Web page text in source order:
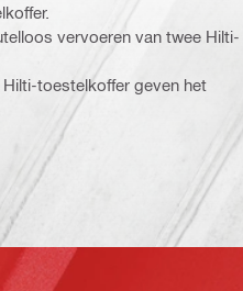
vervoeren van twee Hilti-
toestelkoffer geven het